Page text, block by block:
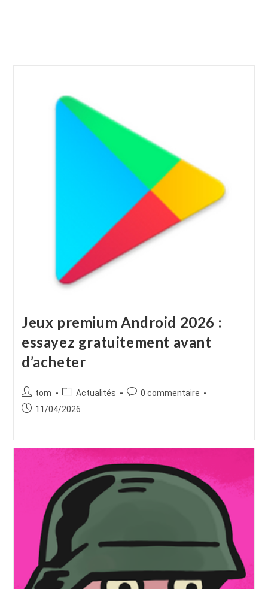
Jeux premium Android 2026 :
essayez gratuitement avant
d’acheter
Auteur/autrice
de
tom
Post
category:
Actualités
Commentaires
0 commentaire
Publication
11/04/2026